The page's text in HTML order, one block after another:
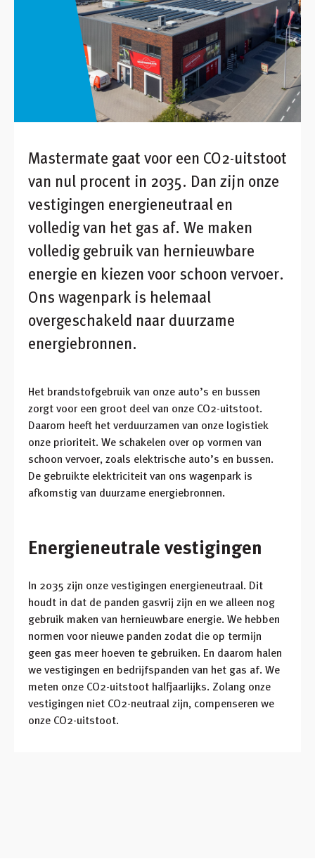
Inloggen
Winkelmandje
Klant worden
Mastermate gaat voor een CO2-uitstoot
van nul procent in 2035. Dan zijn onze
vestigingen energieneutraal en
volledig van het gas af. We maken
volledig gebruik van hernieuwbare
energie en kiezen voor schoon vervoer.
Ons wagenpark is helemaal
overgeschakeld naar duurzame
energiebronnen.
Het brandstofgebruik van onze auto’s en bussen
zorgt voor een groot deel van onze CO2-uitstoot.
Daarom heeft het verduurzamen van onze logistiek
onze prioriteit. We schakelen over op vormen van
schoon vervoer, zoals elektrische auto’s en bussen.
De gebruikte elektriciteit van ons wagenpark is
afkomstig van duurzame energiebronnen.
Energieneutrale vestigingen
In 2035 zijn onze vestigingen energieneutraal. Dit
houdt in dat de panden gasvrij zijn en we alleen nog
gebruik maken van hernieuwbare energie. We hebben
normen voor nieuwe panden zodat die op termijn
geen gas meer hoeven te gebruiken. En daarom halen
we vestigingen en bedrijfspanden van het gas af. We
meten onze CO2-uitstoot halfjaarlijks. Zolang onze
vestigingen niet CO2-neutraal zijn, compenseren we
onze CO2-uitstoot.